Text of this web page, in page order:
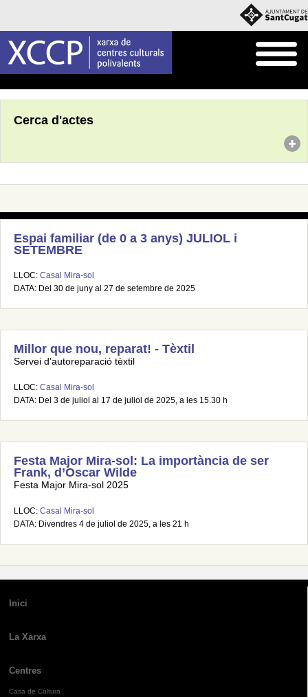
Cerca d'actes
Espai familiar (de 0 a 3 anys) JULIOL i
SETEMBRE
LLOC: Casal Mira-sol
DATA: Del 30 de juny al 27 de setembre de 2025
Millor que nou, reparat! - Tèxtil
Servei d'autoreparació tèxtil
LLOC: Casal Mira-sol
DATA: Del 3 de juliol al 17 de juliol de 2025, a les 15.30 h
Festa Major Mira-sol: La importància de ser
Frank, d’Oscar Wilde
Festa Major Mira-sol 2025
LLOC: Casal Mira-sol
DATA: Divendres 4 de juliol de 2025, a les 21 h
Inici
La Xarxa
Centres
Casa de Cultura